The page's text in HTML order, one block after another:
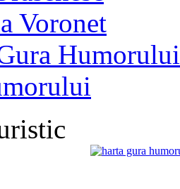
Voronet
Humorului